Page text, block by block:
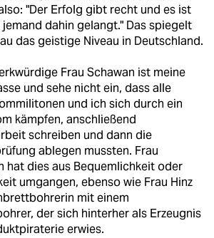
"Der Erfolg gibt recht und es ist
dahin gelangt." Das spiegelt
das geistige Niveau in Deutschland.
Frau Schawan ist meine
und sehe nicht ein, dass alle
und ich sich durch ein
kämpfen, anschließend
schreiben und dann die
ablegen mussten. Frau
hat dies aus Bequemlichkeit oder
umgangen, ebenso wie Frau Hinz
mit einem
der sich hinterher als Erzeugnis
erwies.